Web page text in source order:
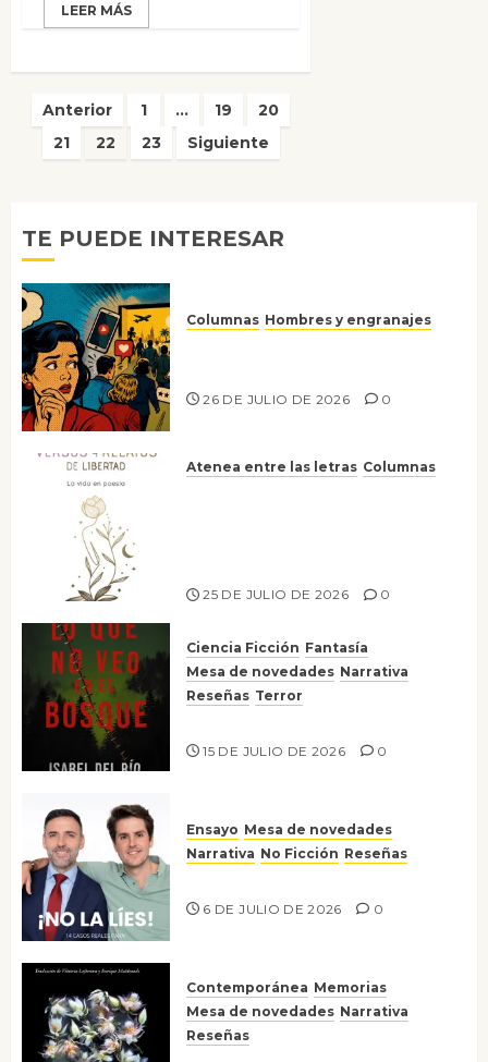
LEER MÁS
Paginación
Anterior 1 … 19
20
21
22 23 Siguiente
TE PUEDE INTERESAR
Columnas Hombres y engranajes
26 DE JULIO DE 2026 0
Atenea entre las letras Columnas
25 DE JULIO DE 2026 0
Ciencia Ficción Fantasía
Mesa de novedades Narrativa
Reseñas Terror
15 DE JULIO DE 2026 0
Ensayo Mesa de novedades
Narrativa No Ficción Reseñas
6 DE JULIO DE 2026 0
Contemporánea Memorias
Mesa de novedades Narrativa
Reseñas